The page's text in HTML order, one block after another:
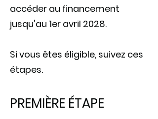
accéder au financement
jusqu'au 1er avril 2028.
Si vous êtes éligible, suivez ces
étapes.
PREMIÈRE ÉTAPE